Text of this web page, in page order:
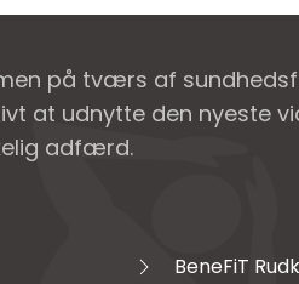
på tværs af
at udnytte den nyeste
adfærd.
BeneFiT